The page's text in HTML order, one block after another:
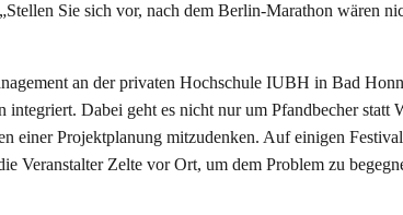
Sie sich vor, nach dem Berlin-Marathon wären
an der privaten Hochschule IUBH in Bad
Dabei geht es nicht nur um Pfandbecher statt
einer Projektplanung mitzudenken. Auf einigen
Veranstalter Zelte vor Ort, um dem Problem zu